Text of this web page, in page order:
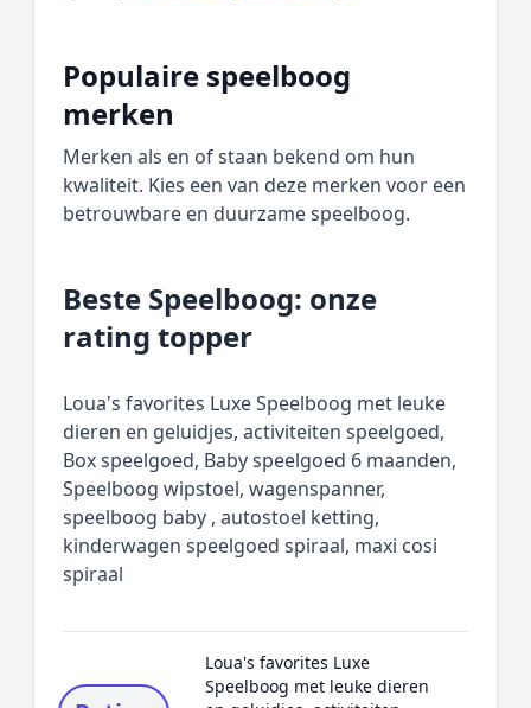
Populaire speelboog
merken
Merken als en of staan bekend om hun
kwaliteit. Kies een van deze merken voor een
betrouwbare en duurzame speelboog.
Beste Speelboog: onze
rating topper
Loua's favorites Luxe Speelboog met leuke
dieren en geluidjes, activiteiten speelgoed,
Box speelgoed, Baby speelgoed 6 maanden,
Speelboog wipstoel, wagenspanner,
speelboog baby , autostoel ketting,
kinderwagen speelgoed spiraal, maxi cosi
spiraal
Loua's favorites Luxe
Speelboog met leuke dieren